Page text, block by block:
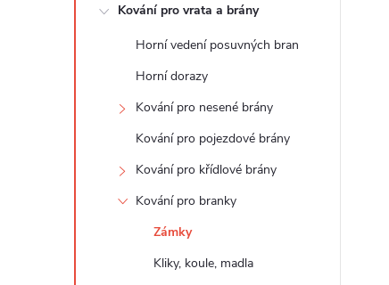
Kování pro vrata a brány
Horní vedení posuvných bran
Horní dorazy
Kování pro nesené brány
Kování pro pojezdové brány
Kování pro křídlové brány
Kování pro branky
Zámky
Kliky, koule, madla